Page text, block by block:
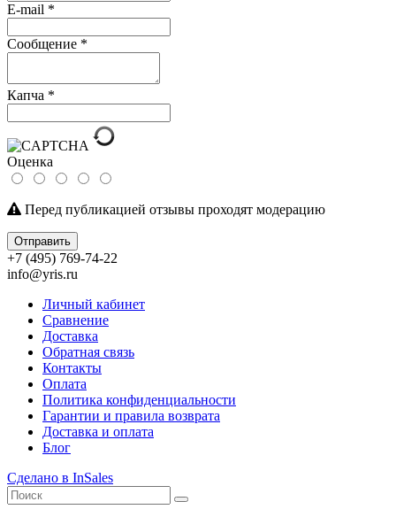
E-mail *
Сообщение *
Капча *
Оценка
Перед публикацией отзывы проходят модерацию
Отправить
+7 (495) 769-74-22
info@yris.ru
Личный кабинет
Сравнение
Доставка
Обратная связь
Контакты
Оплата
Политика конфиденциальности
Гарантии и правила возврата
Доставка и оплата
Блог
Сделано в InSales